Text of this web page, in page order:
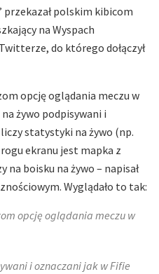
polskim kibicom
na Wyspach
do którego dołączył
opcję oglądania meczu w
na żywo podpisywani i
statystyki na żywo (np.
ekranu jest mapka z
na boisku na żywo – napisał
Wyglądało to tak:
opcję oglądania meczu w
i oznaczani jak w Fifie